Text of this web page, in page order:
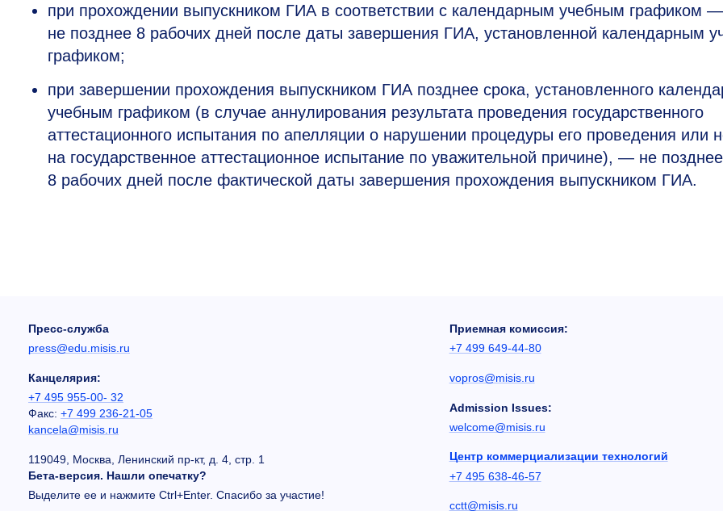
при прохождении выпускником ГИА в соответствии с календарным учебным графиком —
не позднее 8 рабочих дней после даты завершения ГИА, установленной календарным
графиком;
при завершении прохождения выпускником ГИА позднее срока, установленного
учебным графиком (в случае аннулирования результата проведения государственного
аттестационного испытания по апелляции о нарушении процедуры его проведения или
на государственное аттестационное испытание по уважительной причине), — не позднее
8 рабочих дней после фактической даты завершения прохождения выпускником ГИА.
Пресс-служба
press@edu.misis.ru
Канцелярия:
+7 495 955-00- 32
Факс: +7 499 236-21-05
kancela@misis.ru
119049, Москва, Ленинский пр-кт, д. 4, стр. 1
Бета-версия. Нашли опечатку?
Выделите ее и нажмите Ctrl+Enter. Спасибо за участие!
Приемная комиссия:
+7 499 649-44-80
vopros@misis.ru
Admission Issues:
welcome@misis.ru
Центр коммерциализации технологий
+7 495 638-46-57
cctt@misis.ru